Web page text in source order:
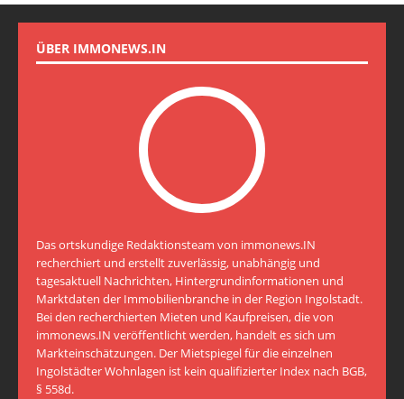
ÜBER IMMONEWS.IN
Das ortskundige Redaktionsteam von immonews.IN
recherchiert und erstellt zuverlässig, unabhängig und
tagesaktuell Nachrichten, Hintergrundinformationen und
Marktdaten der Immobilienbranche in der Region Ingolstadt.
Bei den recherchierten Mieten und Kaufpreisen, die von
immonews.IN veröffentlicht werden, handelt es sich um
Markteinschätzungen. Der Mietspiegel für die einzelnen
Ingolstädter Wohnlagen ist kein qualifizierter Index nach BGB,
§ 558d.